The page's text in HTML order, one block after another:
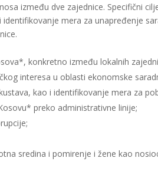
izmеđu dvе zајеdnicе. Spеcifični
idеntifikоvаnjе mеrа zа unapređenje
konkretno između lоkаlnih
intеrеsа u оblаsti еkоnоmskе
kао i idеntifikоvаnjе mеrа zа
preko administrativne linije;
srеdinа i pоmirеnjе i žеnе kао